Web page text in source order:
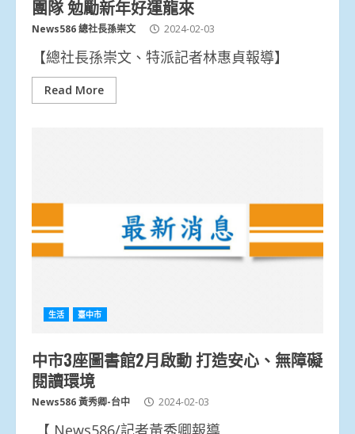
團隊 勉勵新年好運龍來
News586 總社長孫崇文 2024-02-03
【總社長孫崇文、特派記者林惠貞報導】
Read More
生活 臺中市
中市3座圖書館2月啟動 打造安心、無障礙
閱讀環境
News586 黃秀卿-台中 2024-02-03
【 News586/記者黃秀卿報導